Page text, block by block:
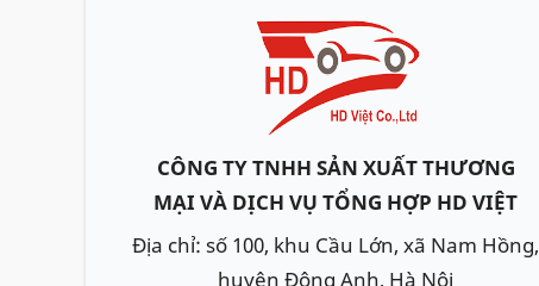
CÔNG TY TNHH SẢN XUẤT THƯƠNG
MẠI VÀ DỊCH VỤ TỔNG HỢP HD VIỆT
Địa chỉ: số 100, khu Cầu Lớn, xã Nam Hồng,
huyện Đông Anh, Hà Nội